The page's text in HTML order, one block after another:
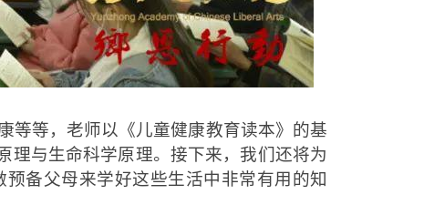
等等，老师以《儿童健康教育读本》的基
理与生命科学原理。接下来，我们还将为
备父母来学好这些生活中非常有用的知